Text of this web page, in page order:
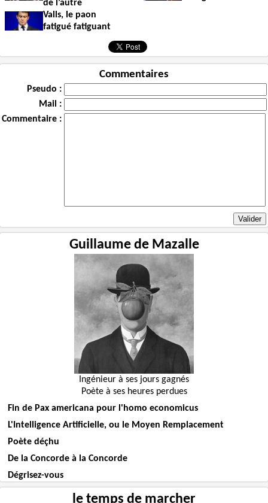
de l’autre
Valls, le paon
fatigué fatiguant
Commentaires
Pseudo :
Mail :
Commentaire :
Guillaume de Mazalle
Ingénieur à ses jours gagnés
Poète à ses heures perdues
Fin de Pax americana pour l'homo economicus
L'Intelligence Artificielle, ou le Moyen Remplacement
Poète déçhu
De la Concorde à la Concorde
Dégrisez-vous
le temps de marcher